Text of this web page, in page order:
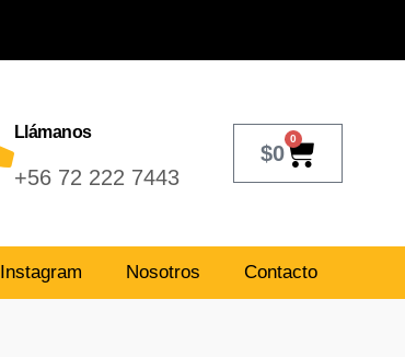
Llámanos
+56 72 222 7443
$0
0
Instagram Nosotros Contacto